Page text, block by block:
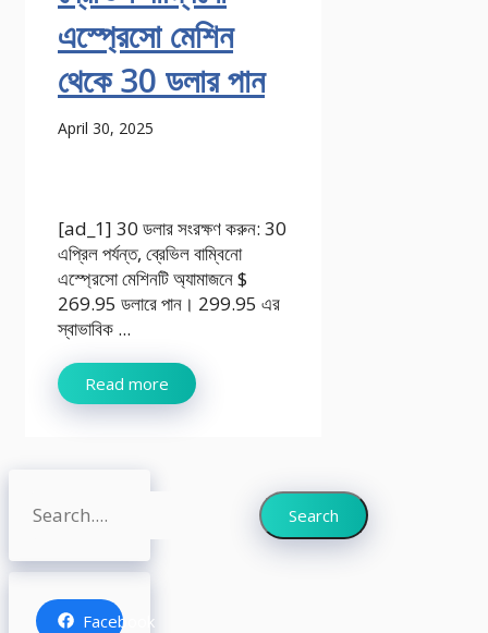
এস্প্রেসো মেশিন
থেকে 30 ডলার পান
April 30, 2025
[ad_1] 30 ডলার সংরক্ষণ করুন: 30
এপ্রিল পর্যন্ত, ব্রেভিল বাম্বিনো
এস্প্রেসো মেশিনটি অ্যামাজনে $
269.95 ডলারে পান। 299.95 এর
স্বাভাবিক ...
Read more
Search Search
Facebook